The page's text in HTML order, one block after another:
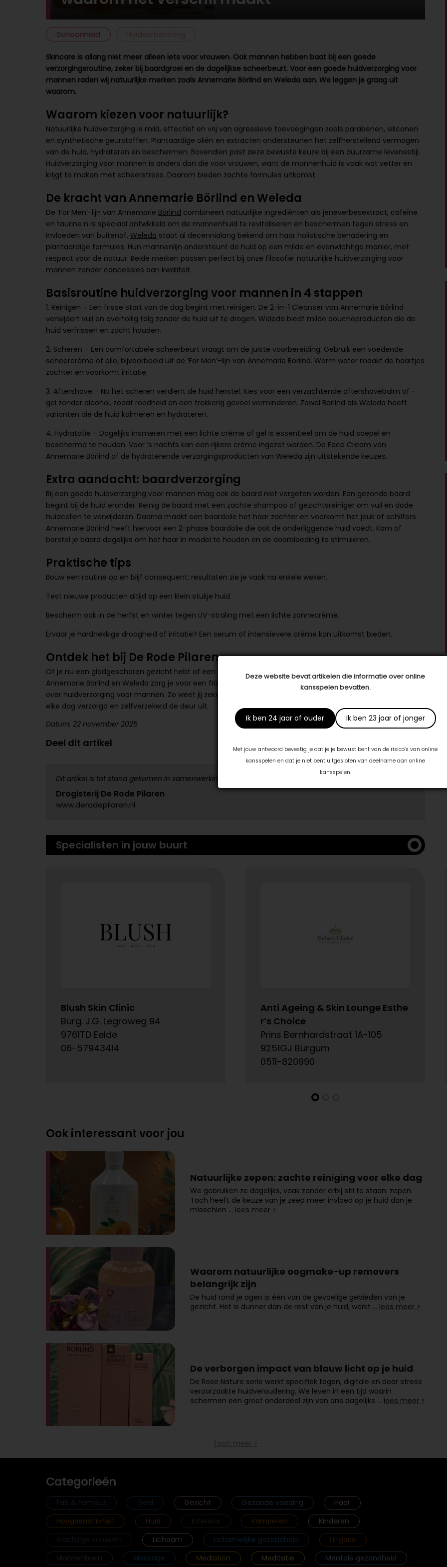
Deze website bevat artikelen die informatie over online
kansspelen bevatten.
Ik ben 24 jaar of ouder Ik ben 23 jaar of jonger
Met jouw antwoord bevestig je dat je je bewust bent van de risico’s van online
kansspelen en dat je niet bent uitgesloten van deelname aan online
kansspelen.
Schoonheid
Skincare is allang niet meer alleen iets voor vrouwen. Ook mannen hebben baat bij een goede
verzorgingsroutine, zeker bij baardgroei en de dagelijkse scheerbeurt. Voor een goede huidverzorging voor
mannen raden wij natuurlijke merken zoals Annemarie Börlind en Weleda aan. We leggen je graag uit
waarom.
Waarom kiezen voor natuurlijk?
Natuurlijke huidverzorging is mild, effectief en vrij van agressieve toevoegingen zoals parabenen, siliconen
en synthetische geurstoffen. Plantaardige oliën en extracten ondersteunen het zelfherstellend vermogen
van de huid, hydrateren en beschermen. Bovendien past deze bewuste keuze bij een duurzame levensstijl.
Huidverzorging voor mannen is anders dan die voor vrouwen, want de mannenhuid is vaak wat vetter en
krijgt te maken met scheerstress. Daarom bieden zachte formules uitkomst.
De kracht van Annemarie Börlind en Weleda
De ‘For Men’-lijn van Annemarie Börlind combineert natuurlijke ingrediënten als jeneverbesextract, cafeïne
en taurine n is speciaal ontwikkeld om de mannenhuid te revitaliseren en beschermen tegen stress en
invloeden van buitenaf. Weleda staat al decennialang bekend om haar holistische benadering en
plantaardige formules. Hun mannenlijn ondersteunt de huid op een milde en evenwichtige manier, met
respect voor de natuur. Beide merken passen perfect bij onze filosofie: natuurlijke huidverzorging voor
mannen zonder concessies aan kwaliteit.
Basisroutine huidverzorging voor mannen in 4 stappen
1. Reinigen – Een frisse start van de dag begint met reinigen. De 2-in-1 Cleanser van Annemarie Börlind
verwijdert vuil en overtollig talg zonder de huid uit te drogen. Weleda biedt milde doucheproducten die de
huid verfrissen en zacht houden.
2. Scheren – Een comfortabele scheerbeurt vraagt om de juiste voorbereiding. Gebruik een voedende
scheercrème of olie, bijvoorbeeld uit de ‘For Men’-lijn van Annemarie Börlind. Warm water maakt de haartjes
zachter en voorkomt irritatie.
3. Aftershave – Na het scheren verdient de huid herstel. Kies voor een verzachtende aftershavebalm of -
gel zonder alcohol, zodat roodheid en een trekkerig gevoel verminderen. Zowel Börlind als Weleda heeft
varianten die de huid kalmeren en hydrateren.
4. Hydratatie – Dagelijks insmeren met een lichte crème of gel is essentieel om de huid soepel en
beschermd te houden. Voor ’s nachts kan een rijkere crème ingezet worden. De Face Cream van
Annemarie Börlind of de hydraterende verzorgingsproducten van Weleda zijn uitstekende keuzes.
Extra aandacht: baardverzorging
Bij een goede huidverzorging voor mannen mag ook de baard niet vergeten worden. Een gezonde baard
begint bij de huid eronder. Reinig de baard met een zachte shampoo of gezichtsreiniger om vuil en dode
huidcellen te verwijderen. Daarna maakt een baardolie het haar zachter en voorkomt het jeuk of schilfers.
Annemarie Börlind heeft hiervoor een 2-phase baardolie die ook de onderliggende huid voedt. Kam of
borstel je baard dagelijks om het haar in model te houden en de doorbloeding te stimuleren.
Praktische tips
Bouw een routine op en blijf consequent; resultaten zie je vaak na enkele weken.
Test nieuwe producten altijd op een klein stukje huid.
Bescherm ook in de herfst en winter tegen UV-straling met een lichte zonnecrème.
Ervaar je hardnekkige droogheid of irritatie? Een serum of intensievere crème kan uitkomst bieden.
Ontdek het bij De Rode Pilaren
Of je nu een gladgeschoren gezicht hebt of een volle baard draagt: met de natuurlijke verzorgingslijnen van
Annemarie Börlind en Weleda zorg je voor een frisse, gezonde uitstraling. Wijadviserenje graag persoonlijk
over huidverzorging voor mannen. Zo weet jij zeker welke producten passen bij jouw huid en stijl en stap je
elke dag verzorgd en zelfverzekerd de deur uit.
Datum: 22 november 2025
Deel dit artikel
Dit artikel is tot stand gekomen in samenwerking met:
Drogisterij De Rode Pilaren
www.derodepilaren.nl
Specialisten in jouw buurt
Blush Skin Clinic
Burg. J.G. Legroweg 94
9761TD Eelde
06-57943414
Anti Ageing & Skin Lounge Esthe
r’s Choice
Prins Bernhardstraat 1A-105
9251GJ Burgum
0511-820990
Ook interessant voor jou
Natuurlijke zepen: zachte reiniging voor elke dag
We gebruiken ze dagelijks, vaak zonder erbij stil te staan: zepen.
Toch heeft de keuze van je zeep meer invloed op je huid dan je
misschien … lees meer >
Waarom natuurlijke oogmake-up removers
belangrijk zijn
De huid rond je ogen is één van de gevoelige gebieden van je
gezicht. Het is dunner dan de rest van je huid, werkt … lees meer >
De verborgen impact van blauw licht op je huid
De Rose Nature serie werkt specifiek tegen, digitale en door stress
veroorzaakte huidveroudering. We leven in een tijd waarin
schermen een groot onderdeel zijn van ons dagelijks … lees meer >
Toon meer >
Categorieën
Fab & Famouz Geld Gezicht Gezonde voeding
Haar
Hoogsensitiviteit
Huid Interieur Kamperen
Kinderen
Lichaam Lichamelijke gezondheid
Lingerie
Mannenbrein
Massage Mediation Meditatie Mentale gezondheid